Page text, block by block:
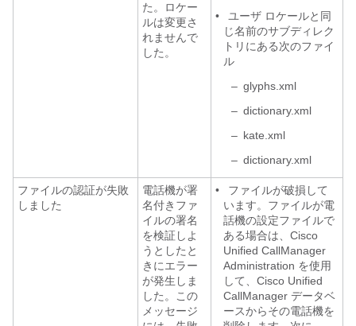
た。ロケー
ルは変更さ
れませんで
した。
•
ユーザ ロケールと同
じ名前のサブディレク
トリにある次のファイ
ル
– glyphs.xml
– dictionary.xml
– kate.xml
– dictionary.xml
ファイルの認証が失敗
しました
電話機が署
名付きファ
イルの署名
を検証しよ
うとしたと
きにエラー
が発生しま
した。この
メッセージ
•
ファイルが破損して
います。ファイルが電
話機の設定ファイルで
ある場合は、Cisco
Unified CallManager
Administration を使用
して、Cisco Unified
CallManager データベ
ースからその電話機を